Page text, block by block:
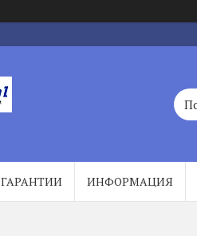
ГАРАНТИИ ИНФОРМАЦИЯ